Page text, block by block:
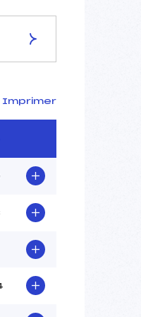
L'AIGLE
1860
01/08
13:30
(DA)
Imprimer